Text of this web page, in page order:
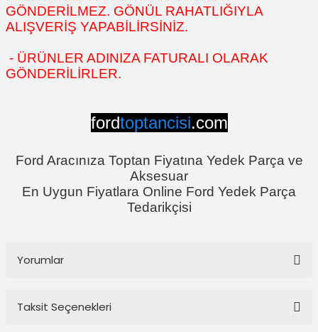
GÖNDERİLMEZ. GÖNÜL RAHATLIĞIYLA
ALIŞVERİŞ YAPABİLİRSİNİZ.
- ÜRÜNLER ADINIZA FATURALI OLARAK
GÖNDERİLİRLER.
fordtoptancisi.com
Ford Aracınıza Toptan Fiyatına Yedek Parça ve
Aksesuar
En Uygun Fiyatlara Online Ford Yedek Parça
Tedarikçisi
Yorumlar
Taksit Seçenekleri